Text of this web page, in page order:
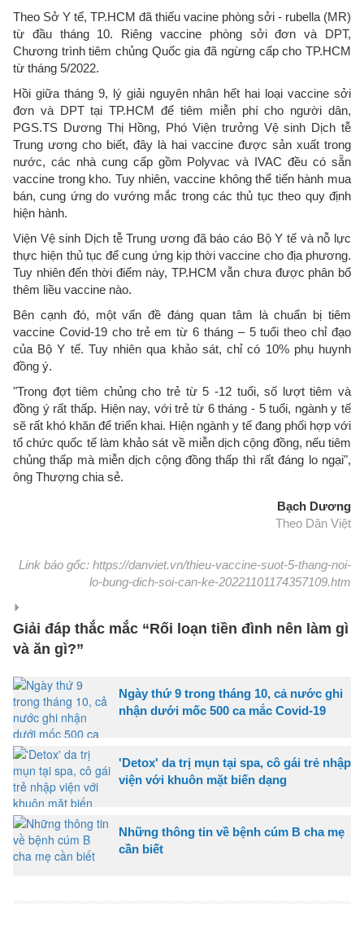
Theo Sở Y tế, TP.HCM đã thiếu vacine phòng sởi - rubella (MR)
từ đầu tháng 10. Riêng vaccine phòng sởi đơn và DPT,
Chương trình tiêm chủng Quốc gia đã ngừng cấp cho TP.HCM
từ tháng 5/2022.
Hồi giữa tháng 9, lý giải nguyên nhân hết hai loại vaccine sởi
đơn và DPT tại TP.HCM để tiêm miễn phí cho người dân,
PGS.TS Dương Thị Hồng, Phó Viện trưởng Vệ sinh Dịch tễ
Trung ương cho biết, đây là hai vaccine được sản xuất trong
nước, các nhà cung cấp gồm Polyvac và IVAC đều có sẵn
vaccine trong kho. Tuy nhiên, vaccine không thể tiến hành mua
bán, cung ứng do vướng mắc trong các thủ tục theo quy định
hiện hành.
Viện Vệ sinh Dịch tễ Trung ương đã báo cáo Bộ Y tế và nỗ lực
thực hiện thủ tục để cung ứng kịp thời vaccine cho địa phương.
Tuy nhiên đến thời điểm này, TP.HCM vẫn chưa được phân bổ
thêm liều vaccine nào.
Bên cạnh đó, một vấn đề đáng quan tâm là chuẩn bị tiêm
vaccine Covid-19 cho trẻ em từ 6 tháng – 5 tuổi theo chỉ đạo
của Bộ Y tế. Tuy nhiên qua khảo sát, chỉ có 10% phụ huynh
đồng ý.
"Trong đợt tiêm chủng cho trẻ từ 5 -12 tuổi, số lượt tiêm và
đồng ý rất thấp. Hiện nay, với trẻ từ 6 tháng - 5 tuổi, ngành y tế
sẽ rất khó khăn để triển khai. Hiện ngành y tế đang phối hợp với
tổ chức quốc tế làm khảo sát về miễn dịch cộng đồng, nếu tiêm
chủng thấp mà miễn dịch cộng đồng thấp thì rất đáng lo ngại",
ông Thượng chia sẻ.
Bạch Dương
Theo Dân Việt
Link báo gốc: https://danviet.vn/thieu-vaccine-suot-5-thang-noi-
lo-bung-dich-soi-can-ke-20221101174357109.htm
Giải đáp thắc mắc “Rối loạn tiền đình nên làm gì
và ăn gì?”
Ngày thứ 9 trong tháng 10, cả nước ghi
nhận dưới mốc 500 ca mắc Covid-19
'Detox' da trị mụn tại spa, cô gái trẻ nhập
viện với khuôn mặt biến dạng
Những thông tin về bệnh cúm B cha mẹ
cần biết